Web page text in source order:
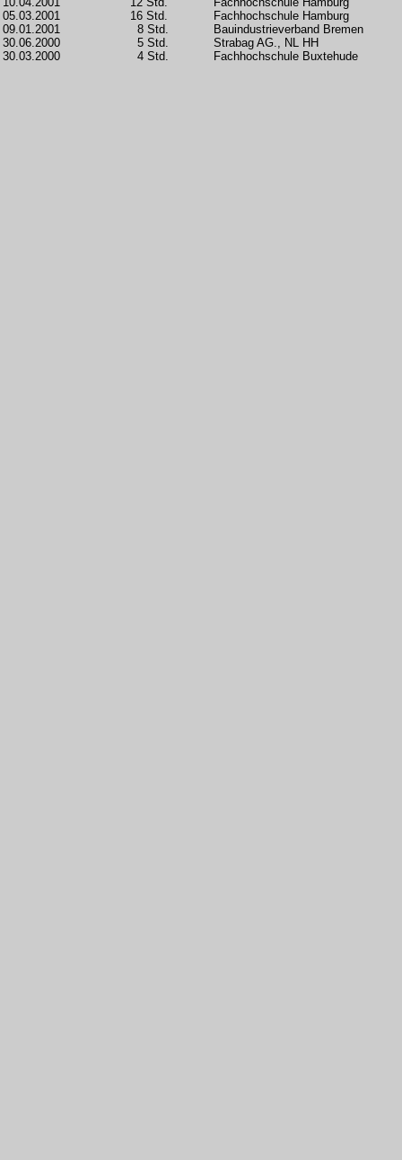
05.03.2001
16 Std.
Fachhochschule Hamburg
09.01.2001
8 Std.
Bauindustrieverband Bremen
30.06.2000
5 Std.
Strabag AG., NL HH
30.03.2000
4 Std. Fachhochschule Buxtehude